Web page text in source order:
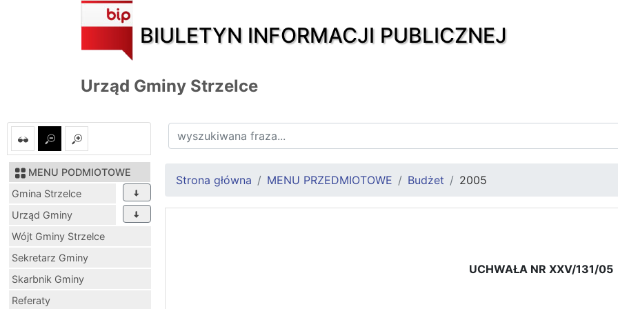
BIULETYN INFORMACJI PUBLICZNEJ
Urząd Gminy Strzelce
MENU PODMIOTOWE
Gmina Strzelce
Urząd Gminy
Wójt Gminy Strzelce
Sekretarz Gminy
Skarbnik Gminy
Referaty
Strona główna MENU PRZEDMIOTOWE Budżet 2005
UCHWAŁA NR XXV/131/05